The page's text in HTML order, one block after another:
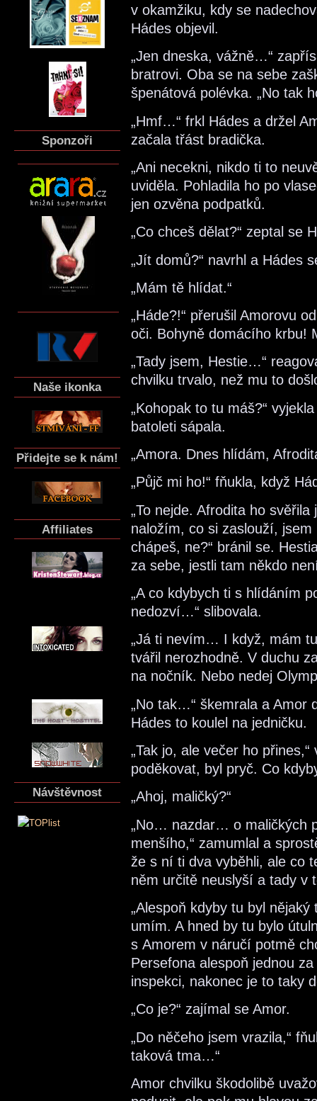
Sponzoři
Naše ikonka
Přidejte se k nám!
Affiliates
Návštěvnost
v okamžiku, kdy se
Hádes objevil.
„Jen dneska, vážně…“
bratrovi. Oba se na sebe
špenátová polévka. „No tak
„Hmf…“ frkl Hádes a držel
začala třást bradička.
„Ani necekni, nikdo ti to
uviděla. Pohladila ho po
jen ozvěna podpatků.
„Co chceš dělat?“ zeptal se
„Jít domů?“ navrhl a Hádes
„Mám tě hlídat.“
„Háde?!“ přerušil Amorovu
oči. Bohyně domácího krbu!
„Tady jsem, Hestie…“
chvilku trvalo, než mu to
„Kohopak to tu máš?“
batoleti sápala.
„Amora. Dnes hlídám,
„Půjč mi ho!“ fňukla, když
„To nejde. Afrodita ho
naložím, co si zaslouží,
chápeš, ne?“ bránil se.
za sebe, jestli tam někdo
„A co kdybych ti s hlídáním
nedozví…“ slibovala.
„Já ti nevím… I když, mám
tvářil nerozhodně. V duchu
na nočník. Nebo nedej
„No tak…“ škemrala a Amor
Hádes to koulel na jedničku.
„Tak jo, ale večer ho
poděkovat, byl pryč. Co
„Ahoj, maličký?“
„No… nazdar… o maličkých
menšího,“ zamumlal a
že s ní ti dva vyběhli, ale co
něm určitě neuslyší a tady v
„Alespoň kdyby tu byl
umím. A hned by tu bylo
s Amorem v náručí potmě
Persefona alespoň jednou
inspekci, nakonec je to taky
„Co je?“ zajímal se Amor.
„Do něčeho jsem vrazila,“
taková tma…“
Amor chvilku škodolibě